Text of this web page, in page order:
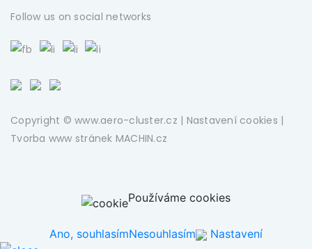
Follow us on social networks
Copyright © www.aero-cluster.cz | Nastavení cookies |
Tvorba www stránek MACHIN.cz
Používáme cookies
Ano, souhlasímNesouhlasím Nastavení